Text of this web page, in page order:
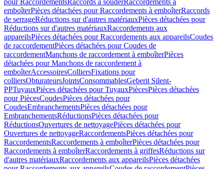
pour RaccordementsRaccords à souderRaccordements à
emboîterPièces détachées pour Raccordements à emboîterRaccords
de serrageRéductions sur d'autres matériauxPièces détachées pour
Réductions sur d'autres matériauxRaccordements aux
appareilsPièces détachées pour Raccordements aux appareilsCoudes
de raccordementPièces détachées pour Coudes de
raccordementManchons de raccordement à emboîterPièces
détachées pour Manchons de raccordement à
emboîterAccessoiresColliersFixations pour
colliersObturateursJointsConsommablesGeberit Silent-
PPTuyauxPièces détachées pour TuyauxPiècesPièces détachées
pour PiècesCoudesPièces détachées pour
CoudesEmbranchementsPièces détachées pour
EmbranchementsRéductionsPièces détachées pour
RéductionsOuvertures de nettoyagePièces détachées pour
Ouvertures de nettoyageRaccordementsPièces détachées pour
RaccordementsRaccordements à emboîterPièces détachées pour
Raccordements à emboîterRaccordements à griffesRéductions sur
d'autres matériauxRaccordements aux appareilsPièces détachées